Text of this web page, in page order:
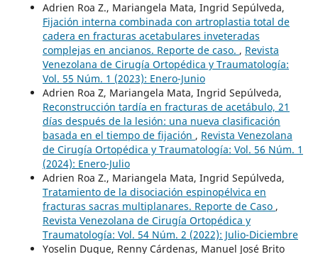
Adrien Roa Z., Mariangela Mata, Ingrid Sepúlveda,
Fijación interna combinada con artroplastia total de
cadera en fracturas acetabulares inveteradas
complejas en ancianos. Reporte de caso. , Revista
Venezolana de Cirugía Ortopédica y Traumatología:
Vol. 55 Núm. 1 (2023): Enero-Junio
Adrien Roa Z, Mariangela Mata, Ingrid Sepúlveda,
Reconstrucción tardía en fracturas de acetábulo, 21
días después de la lesión: una nueva clasificación
basada en el tiempo de fijación , Revista Venezolana
de Cirugía Ortopédica y Traumatología: Vol. 56 Núm. 1
(2024): Enero-Julio
Adrien Roa Z., Mariangela Mata, Ingrid Sepúlveda,
Tratamiento de la disociación espinopélvica en
fracturas sacras multiplanares. Reporte de Caso ,
Revista Venezolana de Cirugía Ortopédica y
Traumatología: Vol. 54 Núm. 2 (2022): Julio-Diciembre
Yoselin Duque, Renny Cárdenas, Manuel José Brito